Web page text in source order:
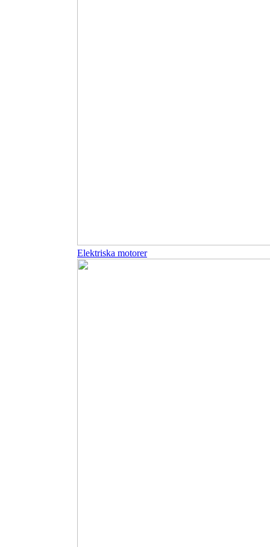
Elektriska motorer